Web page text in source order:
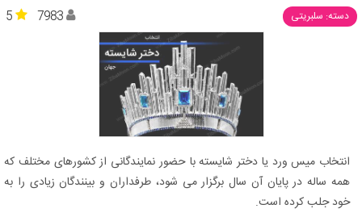
دسته: سلبریتی 5 7983
انتخاب میس ورد یا دختر شایسته با حضور نمایندگانی از کشورهای مختلف که
همه ساله در پایان آن سال برگزار می شود، طرفداران و بینندگان زیادی را به
خود جلب کرده است.